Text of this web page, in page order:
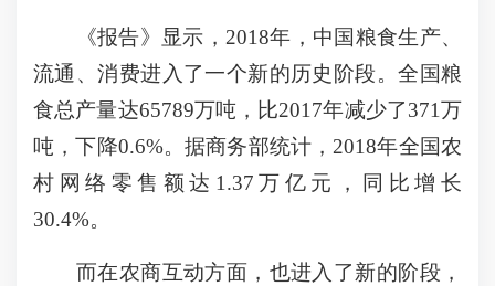
《报告》显示，2018年，中国粮食生产、
流通、消费进入了一个新的历史阶段。全国粮
食总产量达65789万吨，比2017年减少了371万
吨，下降0.6%。据商务部统计，2018年全国农
村网络零售额达1.37万亿元，同比增长
30.4%。
而在农商互动方面，也进入了新的阶段，